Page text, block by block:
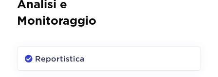
Analisi e
Monitoraggio
Reportistica